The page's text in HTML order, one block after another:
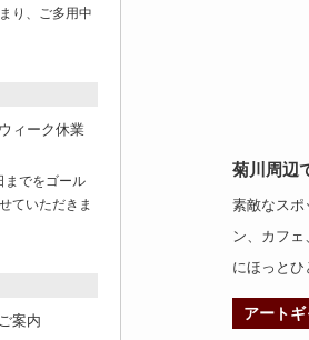
菊川周辺
素敵なスポ
ン、 カフェ 、
にほっとひ
アート
り、ご多用中
ィーク休業
までをゴール
ていただきま
案内